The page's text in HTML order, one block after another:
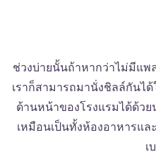
ช่วงบ่ายนั้นถ้าหากว่าไม่มีแพ
เราก็สามารถมานั่งชิลล์กันไ
ด้านหน้าของโรงแรมได้ด้วย
เหมือนเป็นทั้งห้องอาหารแ
เ